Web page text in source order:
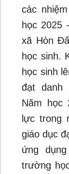
các
học 2025
xã Hòn
học sinh.
học sinh
đạt danh
Năm học
lực trong
giáo dục
ứng
trường